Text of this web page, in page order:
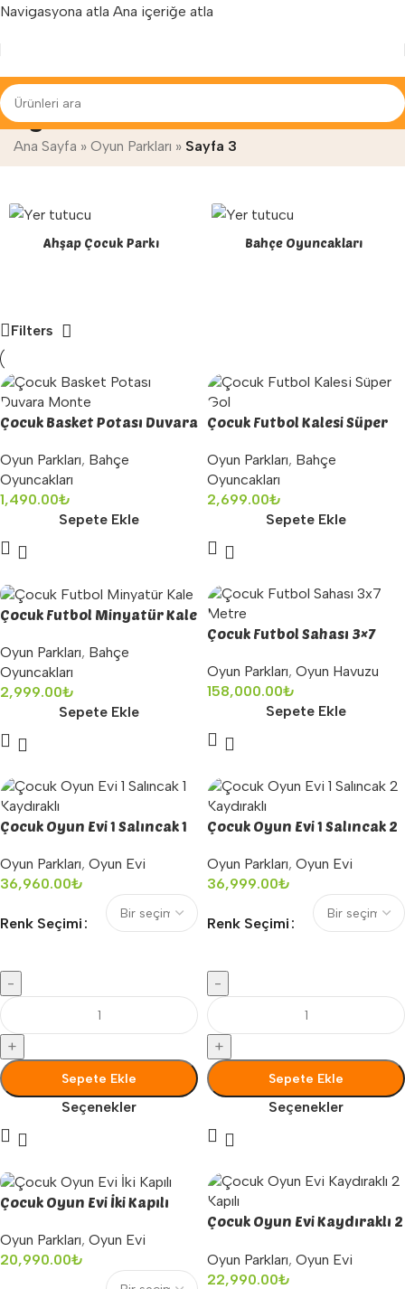
Navigasyona atla Ana içeriğe atla
Oyun Parkları
Ana Sayfa » Oyun Parkları » Sayfa 3
Ahşap Çocuk Parkı Bahçe Oyuncakları
Filters
Çocuk Basket Potası Duvara
Oyun Parkları, Bahçe
Oyuncakları
1,490.00₺
Sepete Ekle
Çocuk Futbol Kalesi Süper
Oyun Parkları, Bahçe
Oyuncakları
2,699.00₺
Sepete Ekle
Çocuk Futbol Minyatür Kale
Oyun Parkları, Bahçe
Oyuncakları
2,999.00₺
Sepete Ekle
Çocuk Futbol Sahası 3×7
Oyun Parkları, Oyun Havuzu
158,000.00₺
Sepete Ekle
Çocuk Oyun Evi 1 Salıncak 1
Oyun Parkları, Oyun Evi
36,960.00₺
Renk Seçimi
-
+
Sepete Ekle
Seçenekler
Çocuk Oyun Evi 1 Salıncak 2
Oyun Parkları, Oyun Evi
36,999.00₺
Renk Seçimi
-
+
Sepete Ekle
Seçenekler
Çocuk Oyun Evi İki Kapılı
Oyun Parkları, Oyun Evi
20,990.00₺
Çocuk Oyun Evi Kaydıraklı 2
Oyun Parkları, Oyun Evi
22,990.00₺